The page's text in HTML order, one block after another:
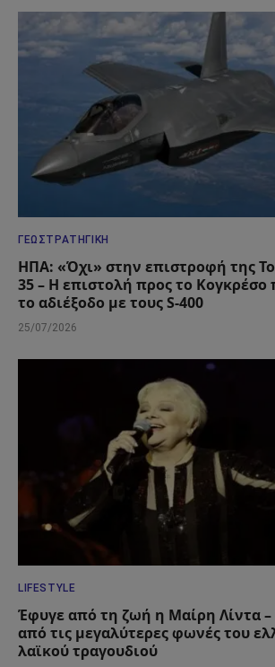
ΓΕΩΣΤΡΑΤΗΓΙΚΉ
ΗΠΑ: «Όχι» στην επιστροφή της
35 – Η επιστολή προς το Κογκρέσο
το αδιέξοδο με τους S-400
25/07/2026
LIFESTYLE
Έφυγε από τη ζωή η Μαίρη Λίντα –
από τις μεγαλύτερες φωνές του
λαϊκού τραγουδιού